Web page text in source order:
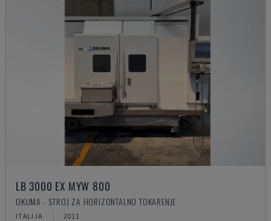
LB 3000 EX MYW 800
OKUMA - STROJ ZA HORIZONTALNO TOKARENJE
ITALIJA 2011